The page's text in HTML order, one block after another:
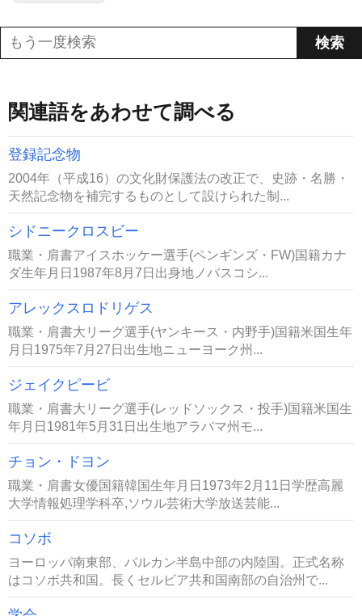
関連語をあわせて調べる
登録記念物
2004年（平成16）の文化財保護法の改正で、史跡・名勝・
天然記念物を補完するものとして設けられた制...
シドニークロスビー
職業・肩書アイスホッケー選手(ペンギンズ・FW)国籍カナ
ダ生年月日1987年8月7日出身地ノバスコシ...
アレックスロドリゲス
職業・肩書大リーグ選手(ヤンキース・内野手)国籍米国生年
月日1975年7月27日出生地ニューヨーク州...
ジェイクピービ
職業・肩書大リーグ選手(レッドソックス・投手)国籍米国生
年月日1981年5月31日出生地アラバマ州モ...
チョン・ドヨン
職業・肩書女優国籍韓国生年月日1973年2月11日学歴高麗
大学情報処理学科卒,ソウル芸術大学放送芸能...
コソボ
ヨーロッパ南東部、バルカン半島中部の内陸国。正式名称
はコソボ共和国。長くセルビア共和国南部の自治州で...